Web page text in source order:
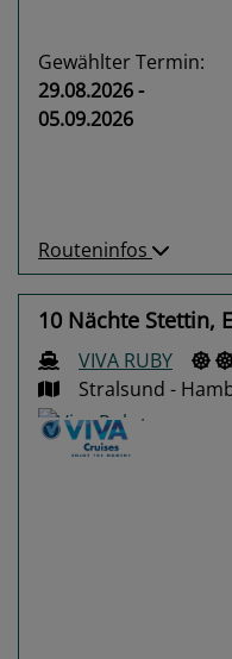
Gewählter Termin:
29.08.2026 -
05.09.2026
Routeninfos
10 Nächte Stettin,
VIVA RUBY
Stralsund -